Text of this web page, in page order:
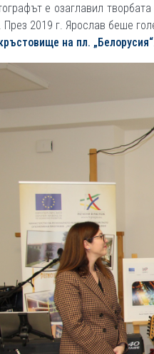
е озаглавил
През 2019 г. Ярослав беше
на пл. „Белорусия“